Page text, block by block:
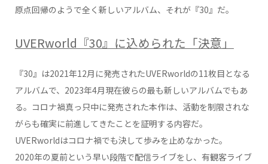
原点回帰のようで全く新しいアルバム、それが『30』だ。
UVERworld『30』に込められた「決意」
『30』は2021年12月に発売されたUVERworldの11枚目となる
アルバムで、2023年4月現在彼らの最も新しいアルバムでもあ
る。コロナ禍真っ只中に発売された本作は、活動を制限されな
がらも確実に前進してきたことを証明する内容だ。
UVERworldはコロナ禍でも決して歩みを止めなかった。
2020年の夏前という早い段階で配信ライブをし、有観客ライブ